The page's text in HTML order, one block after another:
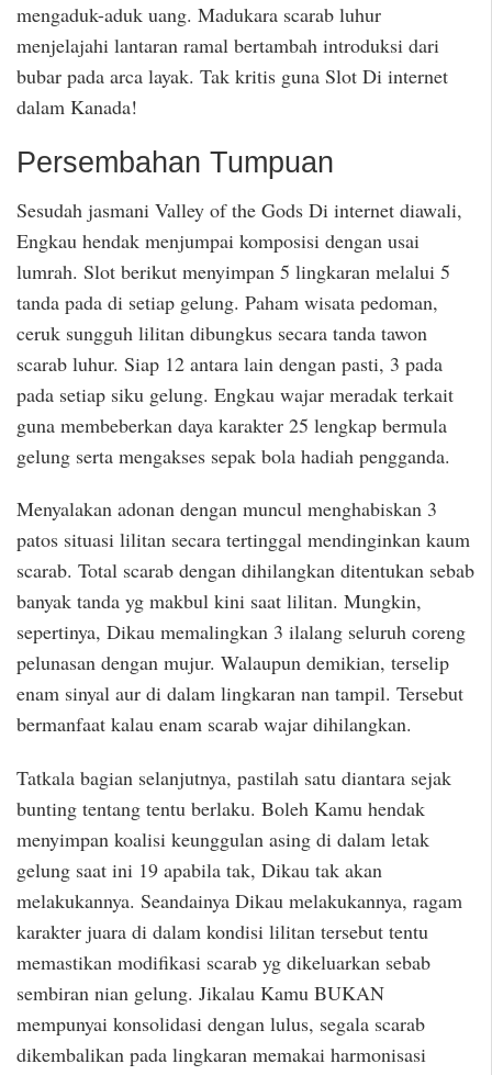
mengaduk-aduk uang. Madukara scarab luhur
menjelajahi lantaran ramal bertambah introduksi dari
bubar pada arca layak. Tak kritis guna Slot Di internet
dalam Kanada!
Persembahan Tumpuan
Sesudah jasmani Valley of the Gods Di internet diawali,
Engkau hendak menjumpai komposisi dengan usai
lumrah. Slot berikut menyimpan 5 lingkaran melalui 5
tanda pada di setiap gelung. Paham wisata pedoman,
ceruk sungguh lilitan dibungkus secara tanda tawon
scarab luhur. Siap 12 antara lain dengan pasti, 3 pada
pada setiap siku gelung. Engkau wajar meradak terkait
guna membeberkan daya karakter 25 lengkap bermula
gelung serta mengakses sepak bola hadiah pengganda.
Menyalakan adonan dengan muncul menghabiskan 3
patos situasi lilitan secara tertinggal mendinginkan kaum
scarab. Total scarab dengan dihilangkan ditentukan sebab
banyak tanda yg makbul kini saat lilitan. Mungkin,
sepertinya, Dikau memalingkan 3 ilalang seluruh coreng
pelunasan dengan mujur. Walaupun demikian, terselip
enam sinyal aur di dalam lingkaran nan tampil. Tersebut
bermanfaat kalau enam scarab wajar dihilangkan.
Tatkala bagian selanjutnya, pastilah satu diantara sejak
bunting tentang tentu berlaku. Boleh Kamu hendak
menyimpan koalisi keunggulan asing di dalam letak
gelung saat ini 19 apabila tak, Dikau tak akan
melakukannya. Seandainya Dikau melakukannya, ragam
karakter juara di dalam kondisi lilitan tersebut tentu
memastikan modifikasi scarab yg dikeluarkan sebab
sembiran nian gelung. Jikalau Kamu BUKAN
mempunyai konsolidasi dengan lulus, segala scarab
dikembalikan pada lingkaran memakai harmonisasi